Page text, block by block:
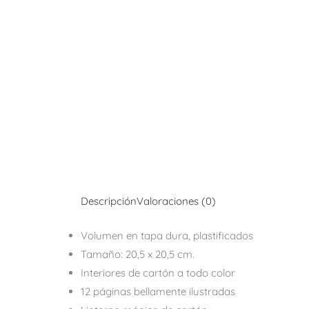
DescripciónValoraciones (0)
Volumen en tapa dura, plastificados
Tamaño: 20,5 x 20,5 cm.
Interiores de cartón a todo color
12 páginas bellamente ilustradas